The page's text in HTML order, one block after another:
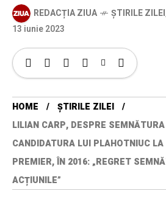
REDACȚIA ZIUA ȘTIRILE ZILEI
13 iunie 2023
HOME
ȘTIRILE ZILEI
LILIAN CARP, DESPRE
CANDIDATURA LUI PLAHOTNIUC LA
PREMIER, ÎN 2016: „REGRET
ACȚIUNILE”